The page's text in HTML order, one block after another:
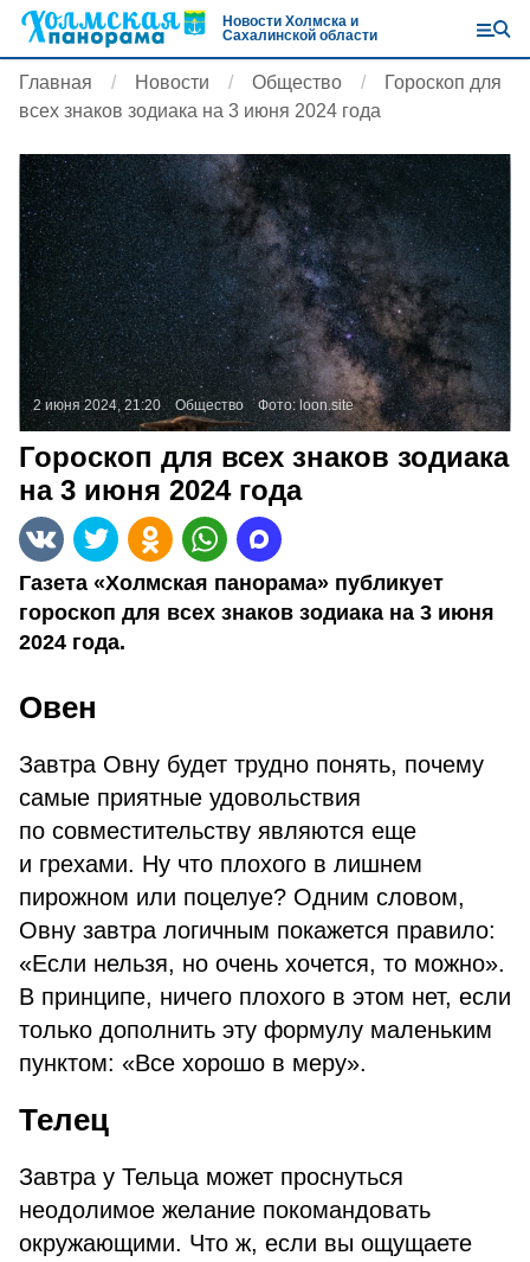
Новости Холмска и
Сахалинской области
Главная Новости Общество
Гороскоп для
всех знаков зодиака на 3 июня 2024 года
2 июня 2024, 21:20 Общество Фото: loon.site
Гороскоп для всех знаков зодиака
на 3 июня 2024 года
Газета «Холмская панорама» публикует
гороскоп для всех знаков зодиака на 3 июня
2024 года.
Овен
Завтра Овну будет трудно понять, почему
самые приятные удовольствия
по совместительству являются еще
и грехами. Ну что плохого в лишнем
пирожном или поцелуе? Одним словом,
Овну завтра логичным покажется правило:
«Если нельзя, но очень хочется, то можно».
В принципе, ничего плохого в этом нет, если
только дополнить эту формулу маленьким
пунктом: «Все хорошо в меру».
Телец
Завтра у Тельца может проснуться
неодолимое желание покомандовать
окружающими. Что ж, если вы ощущаете